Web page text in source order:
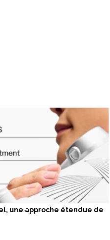
une approche étendue de